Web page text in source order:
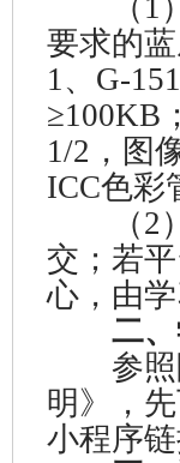
（1）
要求的
1、G-
≥100KB
1/2，图
ICC色彩
（2）
交；若
心，由
二
参照附
明》，
小程序